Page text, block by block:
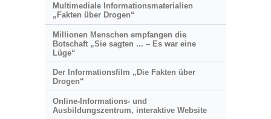
Multimediale Informationsmaterialien
„Fakten über Drogen“
Millionen Menschen empfangen die
Botschaft „Sie sagten ... – Es war eine
Lüge“
Der Informationsfilm „Die Fakten über
Drogen“
Online-Informations- und
Ausbildungszentrum, interaktive Website